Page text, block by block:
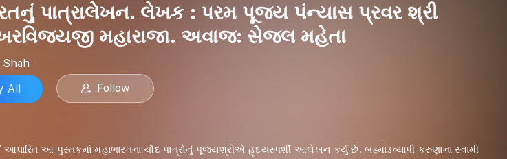
પાત્રાલેખન. લેખક : પરમ પૂજ્ય પંન્યાસ પ્રવર શ્રી
મહારાજા. અવાજ: સેજલ મહેતા
All
Follow
આધારિત આ પુસ્તકમાં મહાભારતના ચૌદ પાત્રોનું પૂજ્યશ્રીએ હૃદયસ્પર્શી આલેખન કર્યુ છે. બહ્માંડવ્યાપી કરુણાના સ્વામી